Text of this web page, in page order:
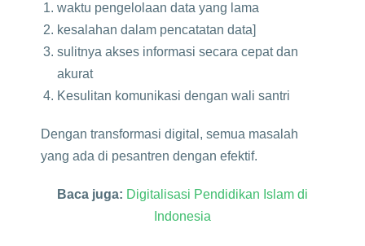
waktu pengelolaan data yang lama
kesalahan dalam pencatatan data]
sulitnya akses informasi secara cepat dan
akurat
Kesulitan komunikasi dengan wali santri
Dengan transformasi digital, semua masalah
yang ada di pesantren dengan efektif.
Baca juga: Digitalisasi Pendidikan Islam di
Indonesia